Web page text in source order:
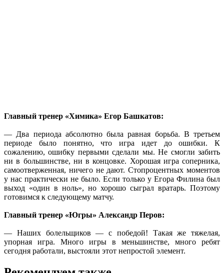
Главный тренер «Химика» Егор Башкатов:
— Два периода абсолютно была равная борьба. В третьем
периоде было понятно, что игра идет до ошибки. К
сожалению, ошибку первыми сделали мы. Не смогли забить
ни в большинстве, ни в концовке. Хорошая игра соперника,
самоотверженная, ничего не дают. Стопроцентных моментов
у нас практически не было. Если только у Егора Филина был
выход «один в ноль», но хорошо сыграл вратарь. Поэтому
готовимся к следующему матчу.
Главный тренер «Югры» Александр Перов:
— Наших болельщиков — с победой! Такая же тяжелая,
упорная игра. Много игры в меньшинстве, много ребят
сегодня работали, выстояли этот непростой элемент.